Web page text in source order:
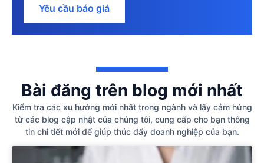
Yêu cầu báo giá
Bài đăng trên blog mới nhất
Kiểm tra các xu hướng mới nhất trong ngành và lấy cảm hứng
từ các blog cập nhật của chúng tôi, cung cấp cho bạn thông
tin chi tiết mới để giúp thúc đẩy doanh nghiệp của bạn.